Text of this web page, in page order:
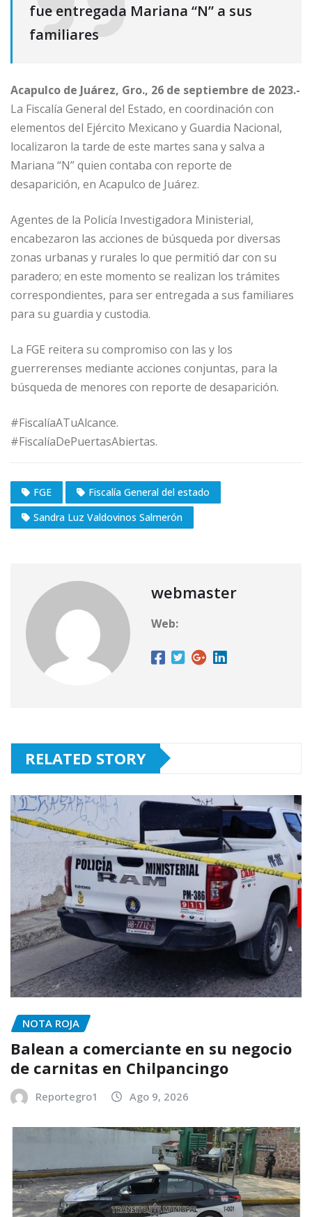
fue entregada Mariana “N” a sus
familiares
Acapulco de Juárez, Gro., 26 de septiembre de 2023.-
La Fiscalía General del Estado, en coordinación con
elementos del Ejército Mexicano y Guardia Nacional,
localizaron la tarde de este martes sana y salva a
Mariana “N” quien contaba con reporte de
desaparición, en Acapulco de Juárez.
Agentes de la Policía Investigadora Ministerial,
encabezaron las acciones de búsqueda por diversas
zonas urbanas y rurales lo que permitió dar con su
paradero; en este momento se realizan los trámites
correspondientes, para ser entregada a sus familiares
para su guardia y custodia.
La FGE reitera su compromiso con las y los
guerrerenses mediante acciones conjuntas, para la
búsqueda de menores con reporte de desaparición.
#FiscalíaATuAlcance.
#FiscalíaDePuertasAbiertas.
FGE
Fiscalía General del estado
Sandra Luz Valdovinos Salmerón
webmaster
Web:
RELATED STORY
NOTA ROJA
Balean a comerciante en su negocio
de carnitas en Chilpancingo
Reportegro1 Ago 9, 2026